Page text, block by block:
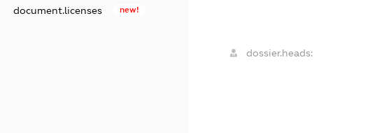
document.licenses new!
dossier.heads: